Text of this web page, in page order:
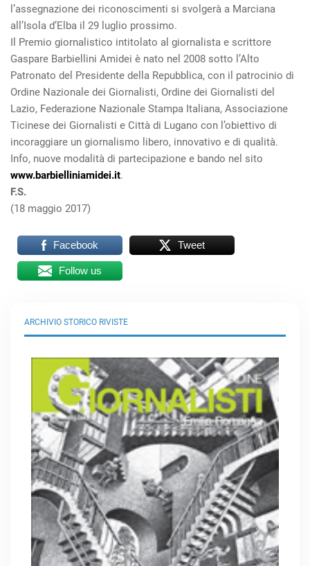
l’assegnazione dei riconoscimenti si svolgerà a Marciana
all’Isola d’Elba il 29 luglio prossimo.
Il Premio giornalistico intitolato al giornalista e scrittore
Gaspare Barbiellini Amidei è nato nel 2008 sotto l’Alto
Patronato del Presidente della Repubblica, con il patrocinio di
Ordine Nazionale dei Giornalisti, Ordine dei Giornalisti del
Lazio, Federazione Nazionale Stampa Italiana, Associazione
Ticinese dei Giornalisti e Città di Lugano con l’obiettivo di
incoraggiare un giornalismo libero, innovativo e di qualità.
Info, nuove modalità di partecipazione e bando nel sito
www.barbielliniamidei.it.
F.S.
(18 maggio 2017)
Facebook Tweet
Follow us
ARCHIVIO STORICO RIVISTE